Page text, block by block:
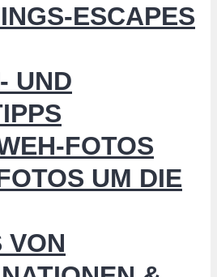
ESCAPES
UND
FOTOS
UM DIE
VON